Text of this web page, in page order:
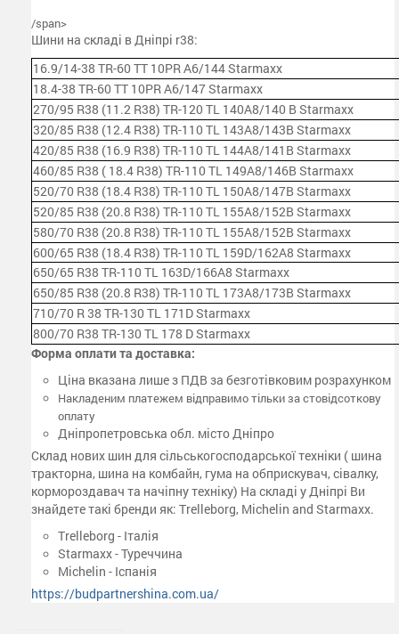
/span>
Шини на складі в Дніпрі r38:
16.9/14-38 TR-60 TT 10PR A6/144 Starmaxx
18.4-38 TR-60 TT 10PR A6/147 Starmaxx
270/95 R38 (11.2 R38) TR-120 TL 140A8/140 B Starmaxx
320/85 R38 (12.4 R38) TR-110 TL 143A8/143B Starmaxx
420/85 R38 (16.9 R38) TR-110 TL 144A8/141B Starmaxx
460/85 R38 ( 18.4 R38) TR-110 TL 149A8/146B Starmaxx
520/70 R38 (18.4 R38) TR-110 TL 150A8/147B Starmaxx
520/85 R38 (20.8 R38) TR-110 TL 155A8/152B Starmaxx
580/70 R38 (20.8 R38) TR-110 TL 155A8/152B Starmaxx
600/65 R38 (18.4 R38) TR-110 TL 159D/162A8 Starmaxx
650/65 R38 TR-110 TL 163D/166A8 Starmaxx
650/85 R38 (20.8 R38) TR-110 TL 173A8/173B Starmaxx
710/70 R 38 TR-130 TL 171D Starmaxx
800/70 R38 TR-130 TL 178 D Starmaxx
Форма оплати та доставка:
Ціна вказана лише з ПДВ за безготівковим розрахунком
Накладеним платежем відправимо тільки за стовідсоткову
оплату
Дніпропетровська обл. місто Дніпро
Склад нових шин для сільськогосподарської техніки ( шина
тракторна, шина на комбайн, гума на обприскувач, сівалку,
кормороздавач та начіпну техніку) На складі у Дніпрі Ви
знайдете такі бренди як: Trelleborg, Michelin and Starmaxx.
Trelleborg - Італія
Starmaxx - Туреччина
Michelin - Іспанія
https://budpartnershina.com.ua/